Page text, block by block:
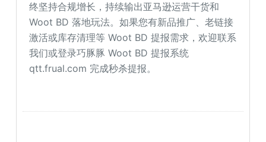
终坚持合规增长，持续输出亚马逊运营干货和
Woot BD 落地玩法。如果您有新品推广、老链接
激活或库存清理等 Woot BD 提报需求，欢迎联系
我们或登录巧豚豚 Woot BD 提报系统
qtt.frual.com 完成秒杀提报。